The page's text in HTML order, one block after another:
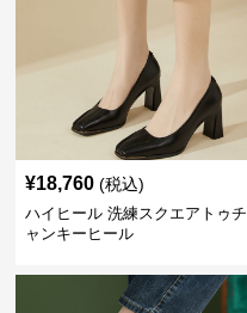
¥18,760 (税込)
ハイヒール 洗練スクエアトゥチ
ャンキーヒール